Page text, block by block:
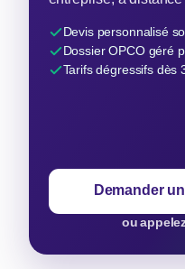
Devis personnalisé
Dossier OPCO géré
Tarifs dégressifs dès
Demander
ou